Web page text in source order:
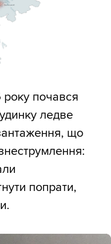
почався
ледве
що
попрати,